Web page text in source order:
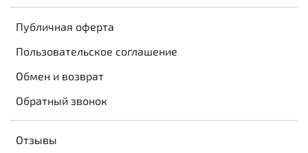
Публичная оферта
Пользовательское соглашение
Обмен и возврат
Обратный звонок
Отзывы